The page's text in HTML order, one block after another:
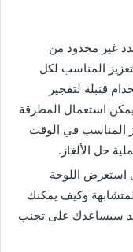
غير محدود من
المناسب لكل
قنبلة لتفجير
استعمال المطرقة
المناسب في الوقت
حل الألغاز.
اللوحة
وكيف يمكنك
سيساعدك على تجنب